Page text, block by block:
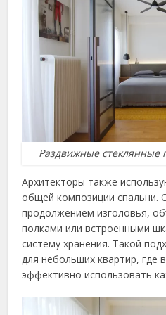
Раздвижные стеклянные
Архитекторы также
общей композиции спальни.
продолжением изголовья,
полками или встроенными
систему хранения. Такой
для небольших квартир, где
эффективно использовать